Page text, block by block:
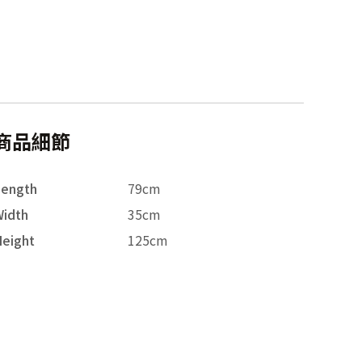
品細節
79cm
35cm
125cm